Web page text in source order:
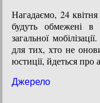
Нагадаємо, 24
будуть обмежені
загальної
для тих, хто не
юстиції, йдеться про
Джерело